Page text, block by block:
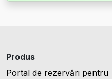
Produs
Portal de rezervări pentru